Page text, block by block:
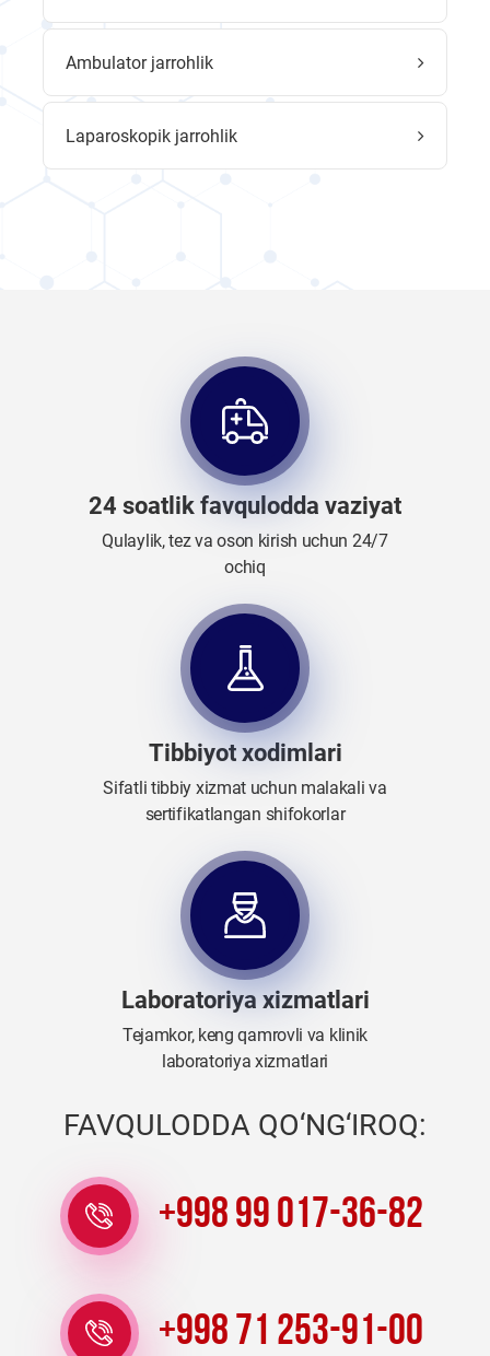
Ambulator jarrohlik
Laparoskopik jarrohlik
24 soatlik favqulodda vaziyat
Qulaylik, tez va oson kirish uchun 24/7
ochiq
Tibbiyot xodimlari
Sifatli tibbiy xizmat uchun malakali va
sertifikatlangan shifokorlar
Laboratoriya xizmatlari
Tejamkor, keng qamrovli va klinik
laboratoriya xizmatlari
FAVQULODDA QO‘NG‘IROQ:
+998 99 017-36-82
+998 71 253-91-00